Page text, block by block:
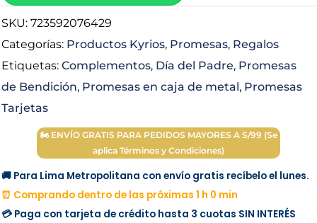
en
Caja
de
Metal
SKU: 723592076429
Categorías: Productos Kyrios, Promesas, Regalos
Etiquetas: Complementos, Día del Padre, Promesas
de Bendición, Promesas en caja de metal, Promesas
Tarjetas
🏍 ENVÍO GRATIS PARA PEDIDOS MAYORES A S/99 (Se
aplica Términos y Condiciones)
🚚 Para Lima Metropolitana con envío gratis recíbelo el lunes.
⏰ Comprando dentro de las próximas 1 h 0 min
💳 Paga con tarjeta de crédito hasta 3 cuotas SIN INTERÉS